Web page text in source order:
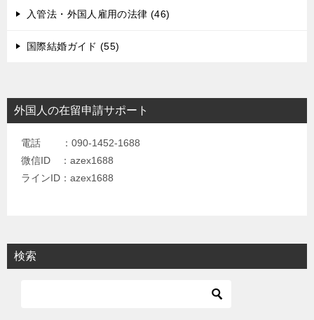
入管法・外国人雇用の法律 (46)
国際結婚ガイド (55)
外国人の在留申請サポート
電話 ：090-1452-1688
微信ID ：azex1688
ラインID：azex1688
検索